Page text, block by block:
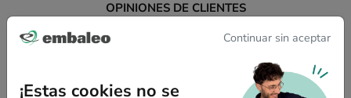
OPINIONES DE CLIENTES
/ 5
Continuar sin aceptar
¡Estas cookies no se